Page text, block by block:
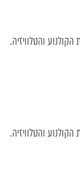
והטלוויזיה.
והטלוויזיה.